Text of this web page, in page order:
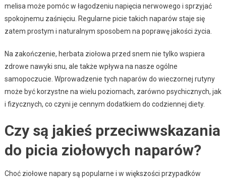
melisa może pomóc w łagodzeniu napięcia nerwowego i sprzyjać
spokojnemu zaśnięciu. Regularne picie takich naparów staje się
zatem prostym i naturalnym sposobem na poprawę jakości życia.
Na zakończenie, herbata ziołowa przed snem nie tylko wspiera
zdrowe nawyki snu, ale także wpływa na nasze ogólne
samopoczucie. Wprowadzenie tych naparów do wieczornej rutyny
może być korzystne na wielu poziomach, zarówno psychicznych, jak
i fizycznych, co czyni je cennym dodatkiem do codziennej diety.
Czy są jakieś przeciwwskazania
do picia ziołowych naparów?
Choć ziołowe napary są popularne i w większości przypadków